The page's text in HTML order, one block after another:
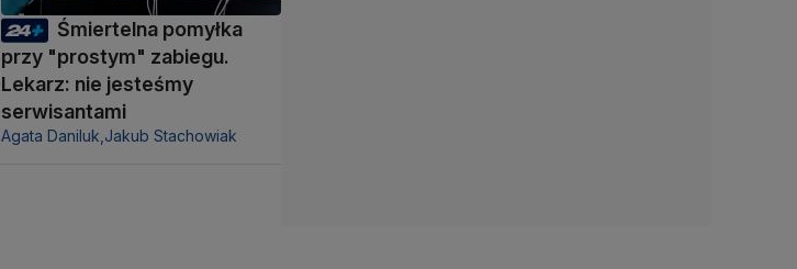
Śmiertelna pomyłka
przy "prostym" zabiegu.
Lekarz: nie jesteśmy
serwisantami
Agata Daniluk, Jakub Stachowiak